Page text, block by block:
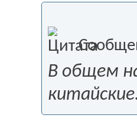
В общем